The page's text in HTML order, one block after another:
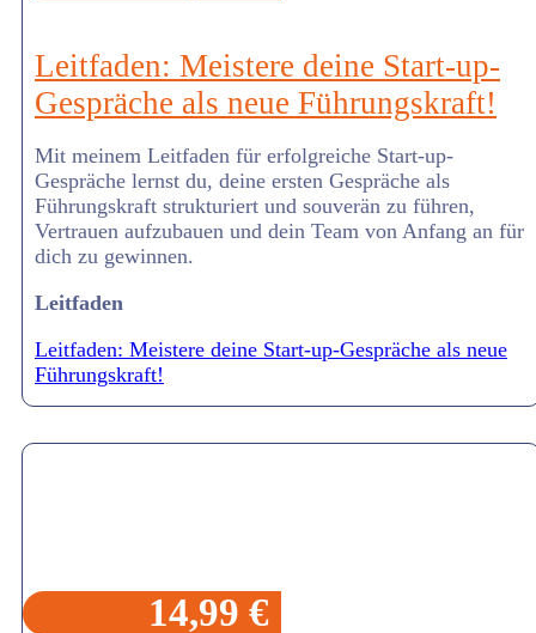
Leitfaden: Meistere deine Start-up-
Gespräche als neue Führungskraft!
Mit meinem Leitfaden für erfolgreiche Start-up-
Gespräche lernst du, deine ersten Gespräche als
Führungskraft strukturiert und souverän zu führen,
Vertrauen aufzubauen und dein Team von Anfang an für
dich zu gewinnen.
Leitfaden
Leitfaden: Meistere deine Start-up-Gespräche als neue
Führungskraft!
14,99 €